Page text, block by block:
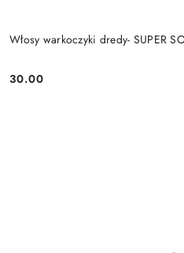
Włosy warkoczyki dredy- SUPER
Cena:
30.00